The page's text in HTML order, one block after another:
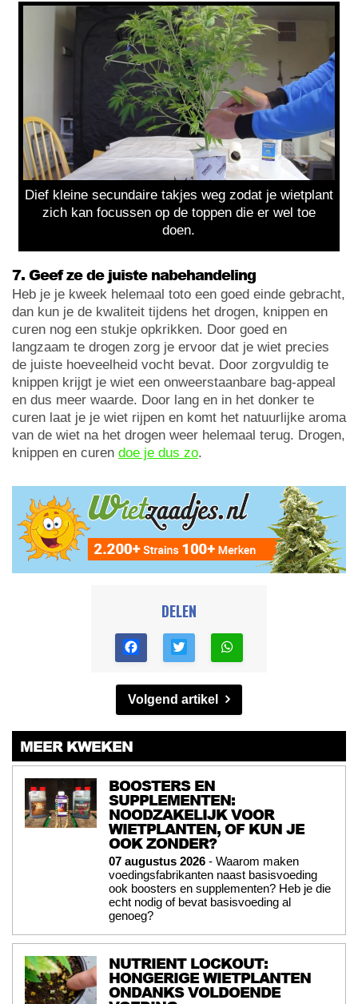
Dief kleine secundaire takjes weg zodat je wietplant
zich kan focussen op de toppen die er wel toe
doen.
7. Geef ze de juiste nabehandeling
Heb je je kweek helemaal toto een goed einde gebracht,
dan kun je de kwaliteit tijdens het drogen, knippen en
curen nog een stukje opkrikken. Door goed en
langzaam te drogen zorg je ervoor dat je wiet precies
de juiste hoeveelheid vocht bevat. Door zorgvuldig te
knippen krijgt je wiet een onweerstaanbare bag-appeal
en dus meer waarde. Door lang en in het donker te
curen laat je je wiet rijpen en komt het natuurlijke aroma
van de wiet na het drogen weer helemaal terug. Drogen,
knippen en curen doe je dus zo.
DELEN
Volgend artikel
MEER KWEKEN
BOOSTERS EN
SUPPLEMENTEN:
NOODZAKELIJK VOOR
WIETPLANTEN, OF KUN JE
OOK ZONDER?
07 augustus 2026 - Waarom maken
voedingsfabrikanten naast basisvoeding
ook boosters en supplementen? Heb je die
echt nodig of bevat basisvoeding al
genoeg?
NUTRIENT LOCKOUT:
HONGERIGE WIETPLANTEN
ONDANKS VOLDOENDE